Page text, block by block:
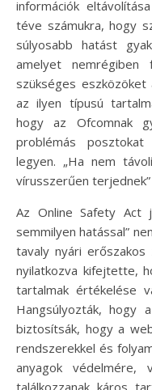
információk
téve számukra, hogy
súlyosabb hatást
amelyet
szükséges eszközöket
az ilyen típusú
hogy az Ofcomnak
problémás
legyen. „Ha nem
vírusszerűen
Az Online Safety Act
semmilyen hatással”
tavaly nyári erőszakos
nyilatkozva kifejtette,
tartalmak értékelése
Hangsúlyozták, hogy
biztosítsák, hogy a
rendszerekkel és
anyagok védelmére,
találkozzanak káros